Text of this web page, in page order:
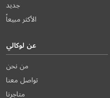
جديد
الأكثر مبيعاً
عن لوكالي
من نحن
تواصل معنا
متاجرنا